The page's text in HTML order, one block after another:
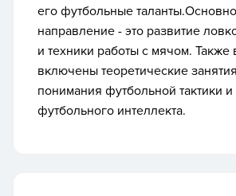
его футбольные
направление - это развитие
и техники работы с мячом. Также
включены теоретические
понимания футбольной тактики и
футбольного интеллекта.